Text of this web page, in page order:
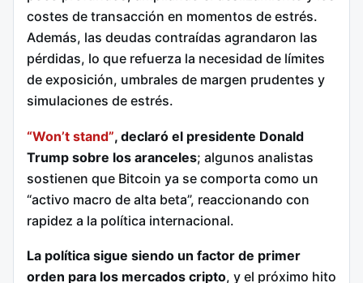
costes de transacción en momentos de estrés.
Además, las deudas contraídas agrandaron las
pérdidas, lo que refuerza la necesidad de límites
de exposición, umbrales de margen prudentes y
simulaciones de estrés.
“Won’t stand”, declaró el presidente Donald
Trump sobre los aranceles; algunos analistas
sostienen que Bitcoin ya se comporta como un
“activo macro de alta beta”, reaccionando con
rapidez a la política internacional.
La política sigue siendo un factor de primer
orden para los mercados cripto, y el próximo hito